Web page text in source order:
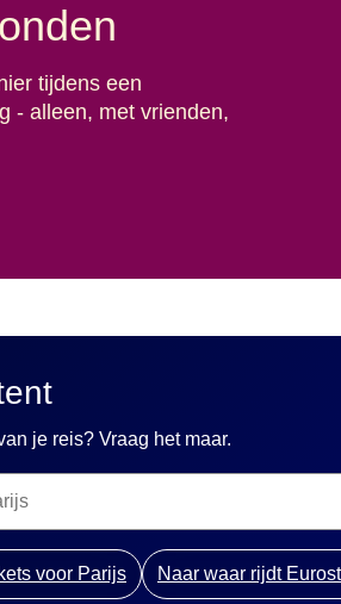
tijdens een
- alleen, met vrienden,
je reis? Vraag het maar.
voor Parijs Naar waar rijdt